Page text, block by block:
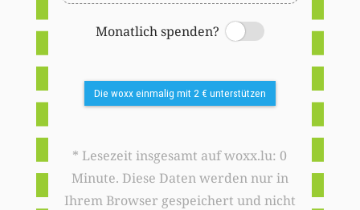
Monatlich spenden?
Switch
Die woxx einmalig mit 2 € unterstützen
* Lesezeit insgesamt auf woxx.lu: 0
Minute. Diese Daten werden nur in
Ihrem Browser gespeichert und nicht